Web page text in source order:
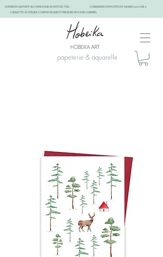
LIVRAISON GRATUITE AU CANADA SUR ACHATS DE 75$+
COMMANDES ENVOYÉES EN 4 JOURS ouvrables
CUEILLETTE À L'ATELIER: COUPON PICKUP ET PRENDRE RDV PAR COURRIEL
papeterie & aquarelle